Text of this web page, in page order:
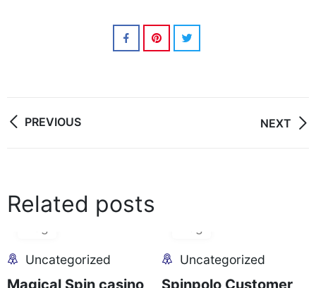
Post
PREVIOUS NEXT
Related posts
06
Uncategorized
Magical Spin casino
Uncategorized
Spinpolo Customer